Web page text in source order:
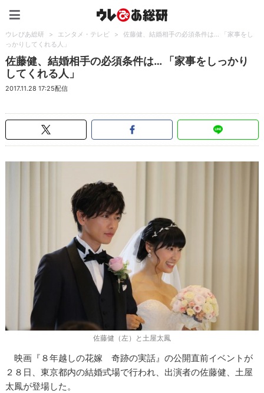
ウレぴあ総研 > エンタメ・テレビ >
佐藤健、結婚相手の必須条件は… 「家事をし
っかりしてくれる人」
佐藤健、結婚相手の必須条件は… 「家事をしっかり
してくれる人」
2017.11.28 17:25配信
佐藤健（左）と土屋太鳳
映画『８年越しの花嫁 奇跡の実話』の公開直前イベントが
２８日、東京都内の結婚式場で行われ、出演者の佐藤健、土屋
太鳳が登場した。